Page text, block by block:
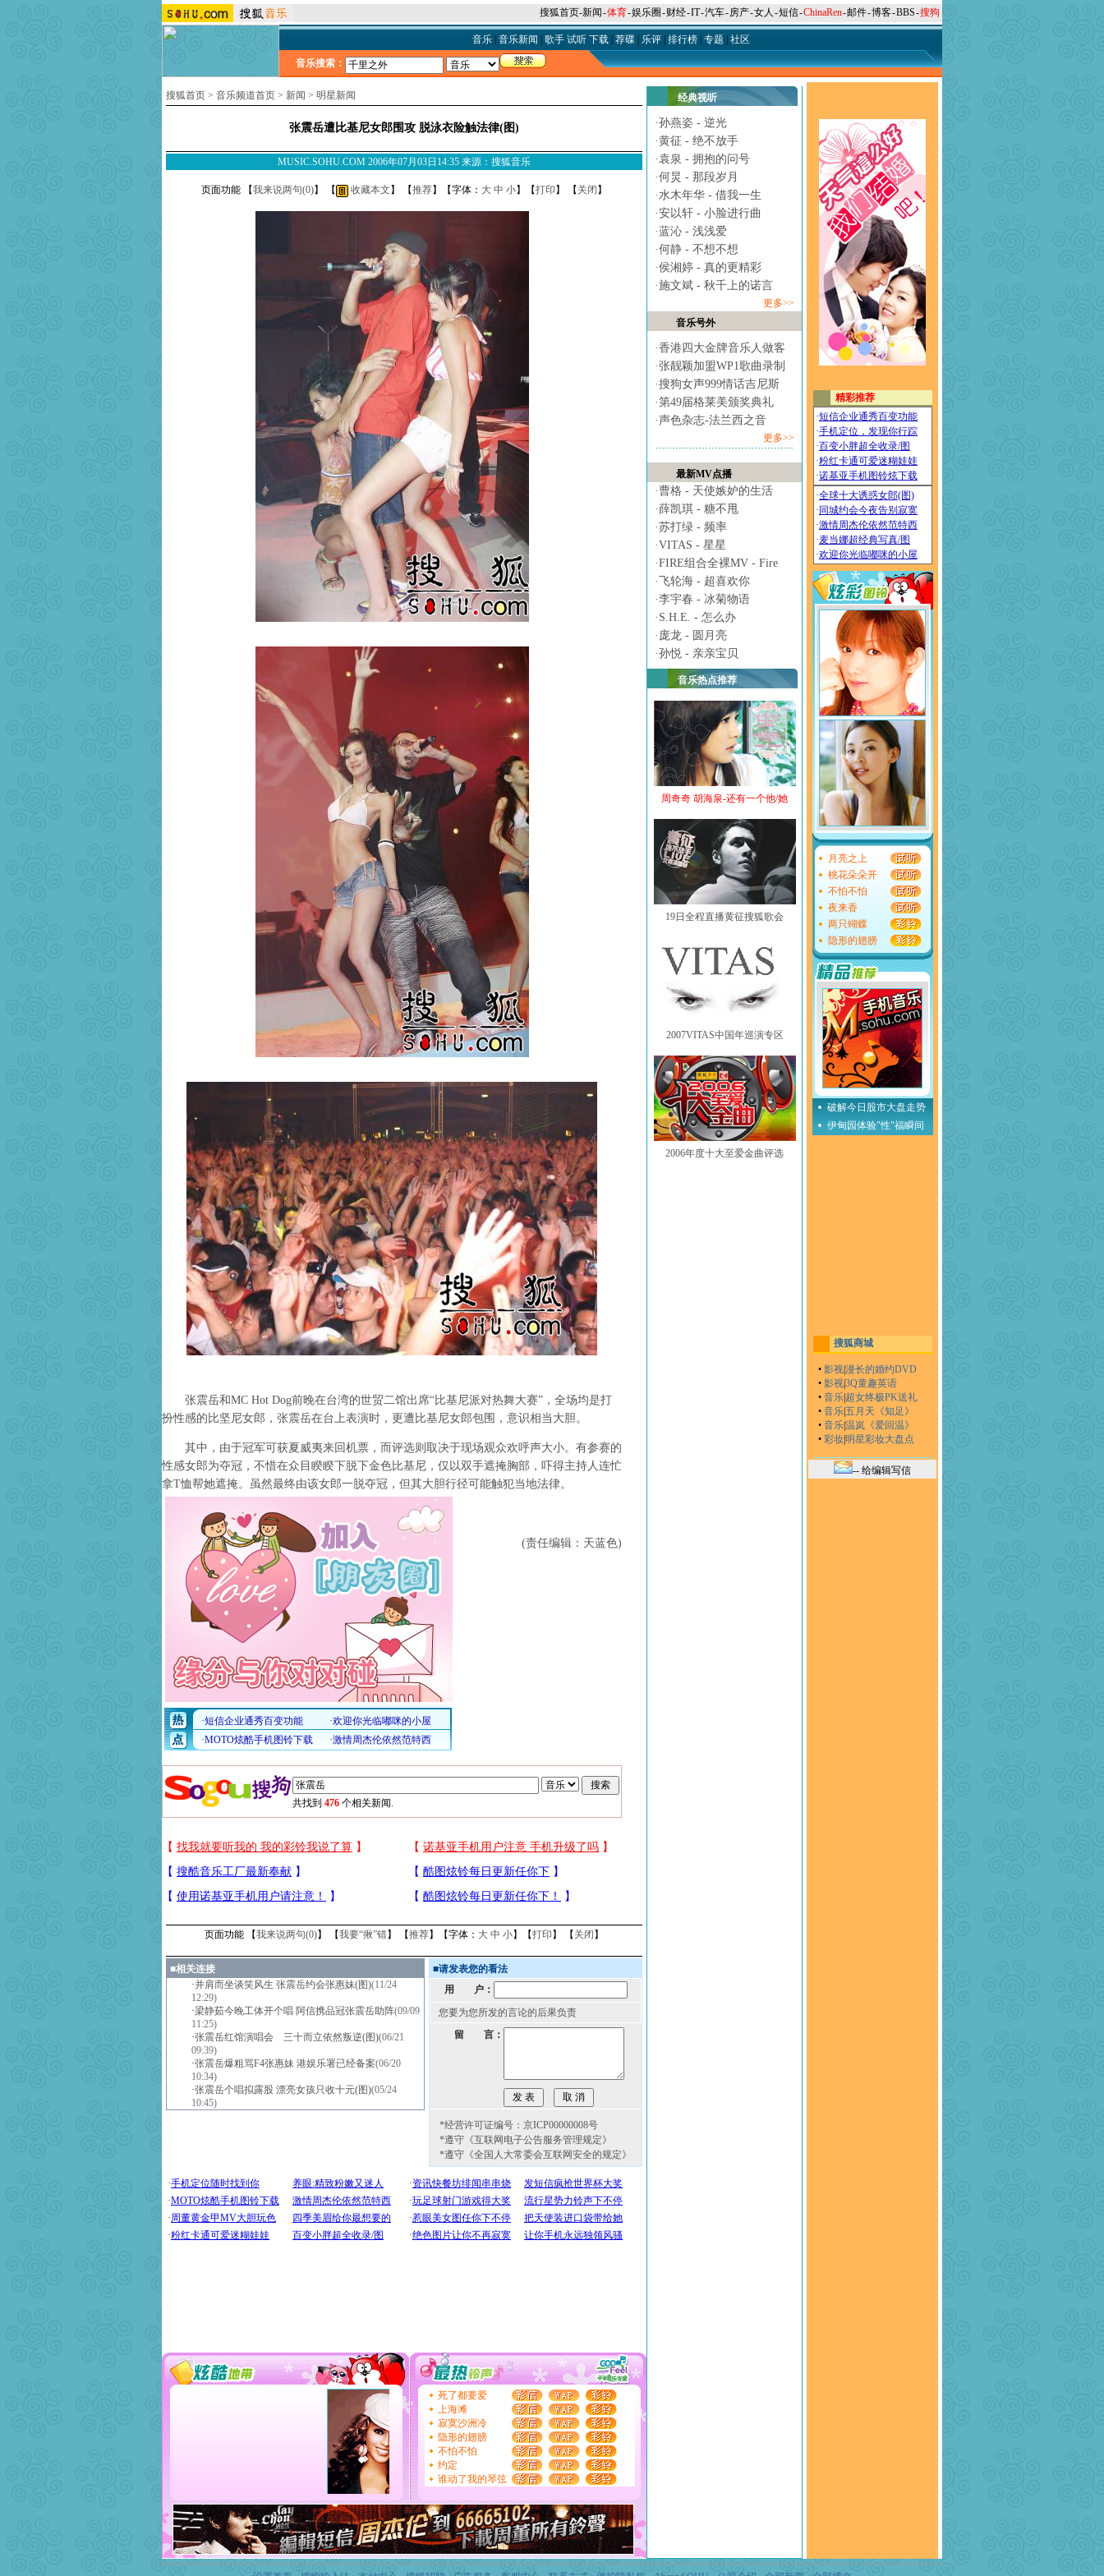
搜狐首页-新闻-体育-娱乐圈 -财经-IT-汽车-房产-女人 -短信-ChinaRen-邮件-博客-BBS-搜狗
音乐| 音乐新闻 歌手 试听 下载| 荐碟| 乐评| 排行榜| 专题 社区
音乐搜索：
搜狐首页 > 音乐频道首页 > 新闻 > 明星新闻
张震岳遭比基尼女郎围攻 脱泳衣险触法律(图)
MUSIC.SOHU.COM 2006年07月03日14:35 来源：搜狐音乐
页面功能 【我来说两句(0)】 【 收藏本文 】 【推荐】【字体： 大 中 小】【打印 】 【 关闭 】
张震岳和MC Hot Dog前晚在台湾的世贸二馆出席“比基尼派对热舞大赛”，全场均是打
扮性感的比坚尼女郎，张震岳在台上表演时，更遭比基尼女郎包围，意识相当大胆。
其中，由于冠军可获夏威夷来回机票，而评选则取决于现场观众欢呼声大小。有参赛的
性感女郎为夺冠，不惜在众目睽睽下脱下金色比基尼，仅以双手遮掩胸部，吓得主持人连忙
拿T恤帮她遮掩。虽然最终由该女郎一脱夺冠，但其大胆行径可能触犯当地法律。
(责任编辑：天蓝色)
共找到 476 个相关新闻.
页面功能 【我来说两句(0)】 【我要“揪”错】 【推荐】【字体： 大 中 小】【打印 】 【 关闭 】
■相关连接
·并肩而坐谈笑风生 张震岳约会张惠妹(图)(11/24
12:29)
·梁静茹今晚工体开个唱 阿信携品冠张震岳助阵(09/09
11:25)
·张震岳红馆演唱会 三十而立依然叛逆(图)(06/21
09:39)
·张震岳爆粗骂F4张惠妹 港娱乐署已经备案(06/20
10:34)
·张震岳个唱拟露股 漂亮女孩只收十元(图)(05/24
10:45)
■请发表您的看法
用 户：
您要为您所发的言论的后果负责
留 言：
*经营许可证编号：京ICP00000008号
*遵守《互联网电子公告服务管理规定》
*遵守《全国人大常委会互联网安全的规定》
经典视听
·孙燕姿 - 逆光
·黄征 - 绝不放手
·袁泉 - 拥抱的问号
·何炅 - 那段岁月
·水木年华 - 借我一生
·安以轩 - 小脸进行曲
·蓝沁 - 浅浅爱
·何静 - 不想不想
·侯湘婷 - 真的更精彩
·施文斌 - 秋千上的诺言
更多>>
音乐号外
·香港四大金牌音乐人做客
·张靓颖加盟WP1歌曲录制
·搜狗女声999情话吉尼斯
·第49届格莱美颁奖典礼
·声色杂志-法兰西之音
更多>>
最新MV点播
·曹格 - 天使嫉妒的生活
·薛凯琪 - 糖不甩
·苏打绿 - 频率
·VITAS - 星星
·FIRE组合全裸MV - Fire
· 飞轮海 - 超喜欢你
·李宇春 - 冰菊物语
· S.H.E. - 怎么办
· 庞龙 - 圆月亮
·孙悦 - 亲亲宝贝
音乐热点推荐
周奇奇 胡海泉-还有一个他/她
19日全程直播黄征搜狐歌会
2007VITAS中国年巡演专区
2006年度十大至爱金曲评选
月亮之上
桃花朵朵开
不怕不怕
夜来香
两只蝴蝶
隐形的翅膀
破解今日股市大盘走势
伊甸园体验"性"福瞬间
搜狐商城
• 影视漫长的婚约DVD
• 影视3Q童趣英语
• 音乐 超女终极PK送礼
• 音乐五月天《知足》
• 音乐温岚《爱回温》
• 彩妆明星彩妆大盘点
-- 给编辑写信